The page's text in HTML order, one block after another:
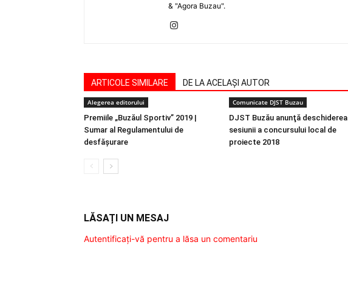
& "Agora Buzau".
ARTICOLE SIMILARE DE LA ACELAȘI AUTOR
Alegerea editorului
Premiile „Buzăul Sportiv” 2019 |
Sumar al Regulamentului de
desfășurare
Comunicate DJST Buzau
DJST Buzău anunţă deschiderea
sesiunii a concursului local de
proiecte 2018
LĂSAȚI UN MESAJ
Autentificați-vă pentru a lăsa un comentariu